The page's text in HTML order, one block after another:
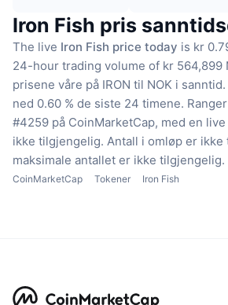
Iron Fish pris
The live Iron Fish price today is kr
24-hour trading volume of kr 564,899
prisene våre på IRON til NOK i sanntid.
ned 0.60 % de siste 24 timene.
#4259 på CoinMarketCap, med en
ikke tilgjengelig. Antall i omløp er ikke
maksimale antallet er ikke tilgjengelig.
CoinMarketCap Tokener Iron Fish